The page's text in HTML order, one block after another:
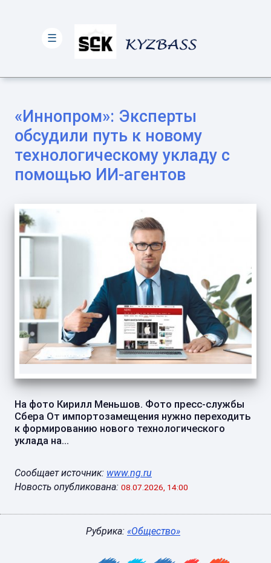
«Иннопром»: Эксперты
обсудили путь к новому
технологическому укладу с
помощью ИИ-агентов
На фото Кирилл Меньшов. Фото пресс-службы
Сбера От импортозамещения нужно переходить
к формированию нового технологического
уклада на...
Сообщает источник: www.ng.ru
Новость опубликована: 08.07.2026, 14:00
Рубрика: «Общество»
☰